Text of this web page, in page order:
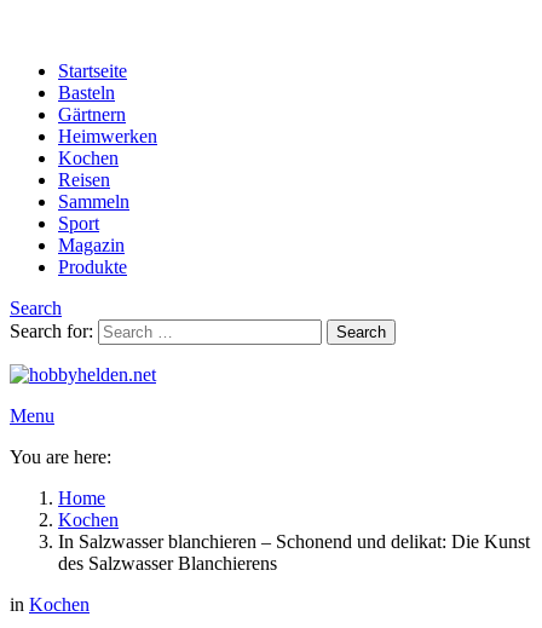
Startseite
Basteln
Gärtnern
Heimwerken
Kochen
Reisen
Sammeln
Sport
Magazin
Produkte
Search
Search for:
Search
Menu
You are here:
Home
Kochen
In Salzwasser blanchieren – Schonend und delikat: Die Kunst
des Salzwasser Blanchierens
in Kochen